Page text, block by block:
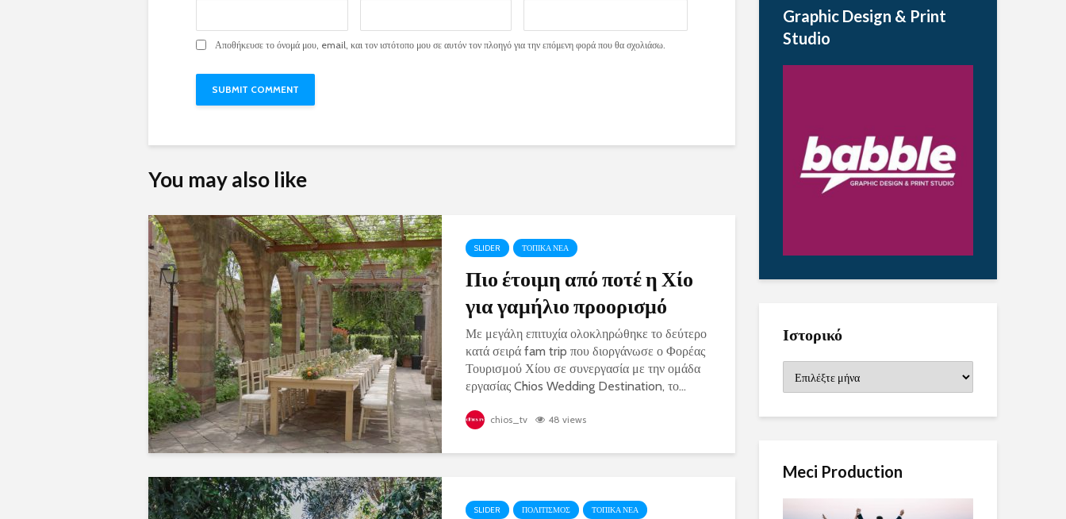
Αποθήκευσε το όνομά μου, email, και τον ιστότοπο μου σε αυτόν τον πλοηγό για την επόμενη φορά που θα σχολιάσω.
You may also like
SLIDER ΤΟΠΙΚΑ ΝΕΑ
Πιο έτοιμη από ποτέ η Χίο
για γαμήλιο προορισμό
Με μεγάλη επιτυχία ολοκληρώθηκε το δεύτερο
κατά σειρά fam trip που διοργάνωσε ο Φορέας
Τουρισμού Χίου σε συνεργασία με την ομάδα
εργασίας Chios Wedding Destination, το...
chios_tv 48 views
SLIDER ΠΟΛΙΤΙΣΜΟΣ ΤΟΠΙΚΑ ΝΕΑ
Graphic Design & Print
Studio
Ιστορικό
Meci Production